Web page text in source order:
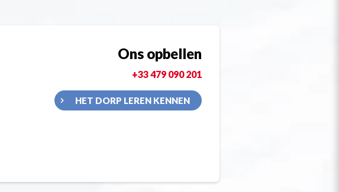
Ons opbellen
+33 479 090 201
HET DORP LEREN KENNEN